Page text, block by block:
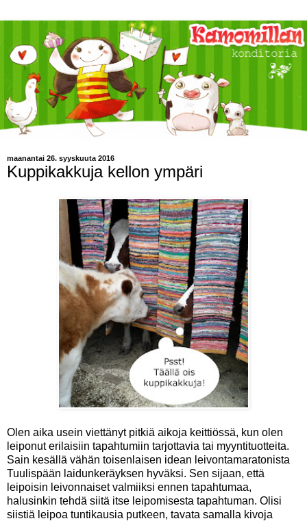
maanantai 26. syyskuuta 2016
Kuppikakkuja kellon ympäri
Olen aika usein viettänyt pitkiä aikoja keittiössä, kun olen
leiponut erilaisiin tapahtumiin tarjottavia tai myyntituotteita.
Sain kesällä vähän toisenlaisen idean leivontamaratonista
Tuulispään laidunkeräyksen hyväksi. Sen sijaan, että
leipoisin leivonnaiset valmiiksi ennen tapahtumaa,
halusinkin tehdä siitä itse leipomisesta tapahtuman. Olisi
siistiä leipoa tuntikausia putkeen, tavata samalla kivoja